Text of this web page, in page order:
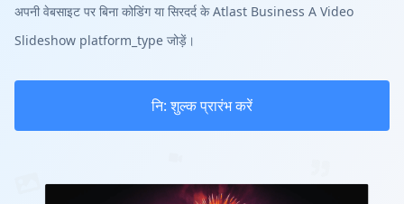
अपनी वेबसाइट पर बिना कोडिंग या सिरदर्द के Atlast Business A Video
Slideshow platform_type जोड़ें।
नि: शुल्क प्रारंभ करें